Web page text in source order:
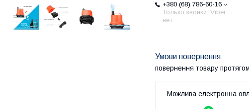
+380 (68) 786-60-16
Только звонки. Viber
нет.
повернення товару